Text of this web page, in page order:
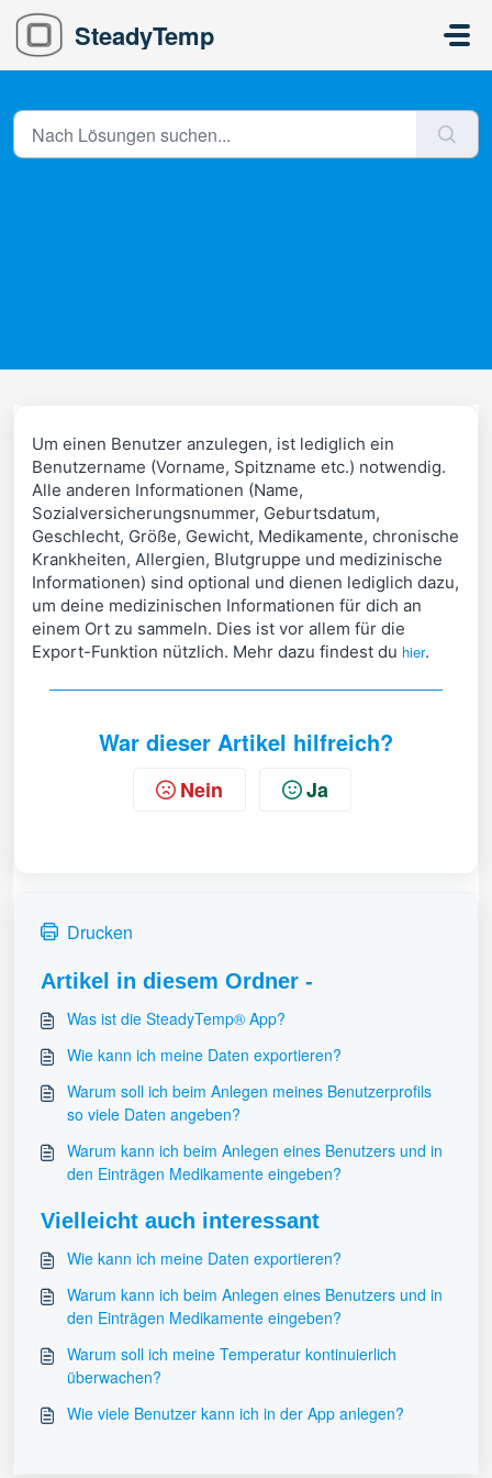
Zum hauptsächlichen Inhalt gehen
SteadyTemp
Um einen Benutzer anzulegen, ist lediglich ein
Benutzername (Vorname, Spitzname etc.) notwendig.
Alle anderen Informationen (Name,
Sozialversicherungsnummer, Geburtsdatum,
Geschlecht, Größe, Gewicht, Medikamente, chronische
Krankheiten, Allergien, Blutgruppe und medizinische
Informationen) sind optional und dienen lediglich dazu,
um deine medizinischen Informationen für dich an
einem Ort zu sammeln. Dies ist vor allem für die
Export-Funktion nützlich. Mehr dazu findest du hier.
War dieser Artikel hilfreich?
Nein Ja
Drucken
Artikel in diesem Ordner -
Was ist die SteadyTemp® App?
Wie kann ich meine Daten exportieren?
Warum soll ich beim Anlegen meines Benutzerprofils
so viele Daten angeben?
Warum kann ich beim Anlegen eines Benutzers und in
den Einträgen Medikamente eingeben?
Vielleicht auch interessant
Wie kann ich meine Daten exportieren?
Warum kann ich beim Anlegen eines Benutzers und in
den Einträgen Medikamente eingeben?
Warum soll ich meine Temperatur kontinuierlich
überwachen?
Wie viele Benutzer kann ich in der App anlegen?